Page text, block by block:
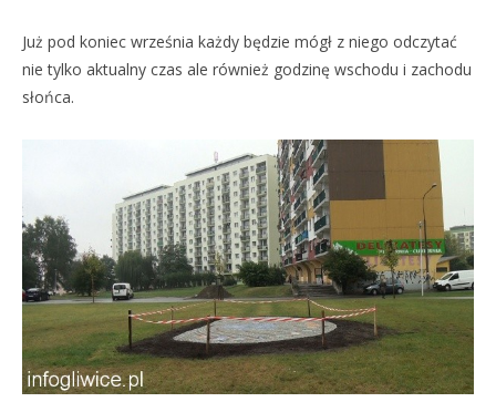
Już pod koniec września każdy będzie mógł z niego odczytać
nie tylko aktualny czas ale również godzinę wschodu i zachodu
słońca.